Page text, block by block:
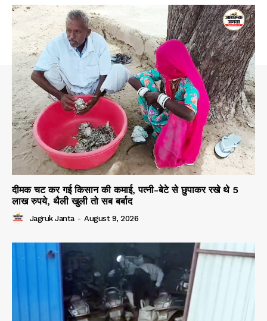
दीमक चट कर गई किसान की कमाई, पत्नी-बेटे से छुपाकर रखे थे 5
लाख रुपये, थैली खुली तो सब बर्बाद
Jagruk Janta - August 9, 2026